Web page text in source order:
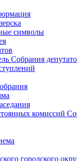
символы
Собрания
комиссий
городского